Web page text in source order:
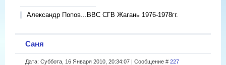
Александр Попов...ВВС СГВ Жагань 1976-1978гг.
Саня
Дата: Суббота, 16 Января 2010, 20:34:07 | Сообщение # 227